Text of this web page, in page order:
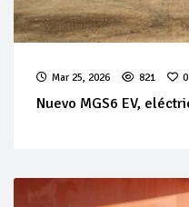
Mar 25, 2026 821 0
Nuevo MGS6 EV,